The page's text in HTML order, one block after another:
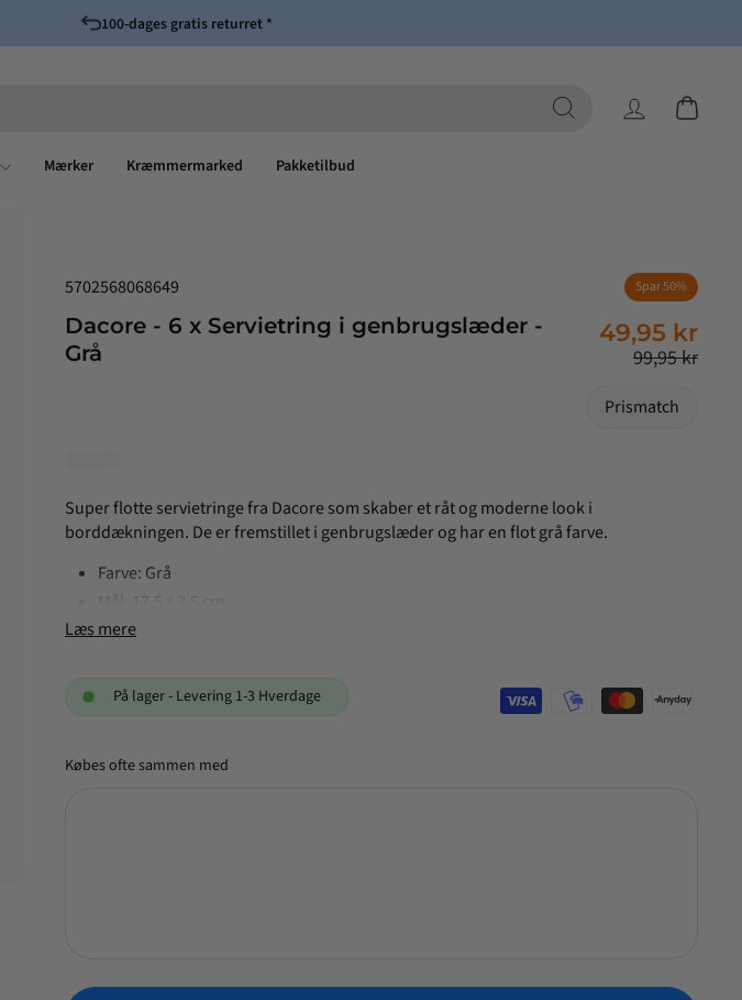
Pause
100-dages gratis returret *
Log ind
Mærker Kræmmermarked Pakketilbud
5702568068649 Spar 50%
Dacore - 6 x Servietring i genbrugslæder -
Grå
Normalpris
99,95 kr
Tilbudspris
49,95 kr
Prismatch
Super flotte servietringe fra Dacore som skaber et råt og moderne look i
borddækningen. De er fremstillet i genbrugslæder og har en flot grå farve.
Farve: Grå
Antal: 6 stk
Læs mere
På lager - Levering 1-3 Hverdage
Købes ofte sammen med